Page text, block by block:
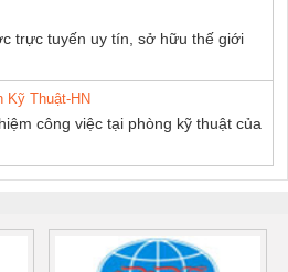
trực tuyến uy tín, sở hữu thế giới
Kỹ Thuật-HN
công việc tại phòng kỹ thuật của